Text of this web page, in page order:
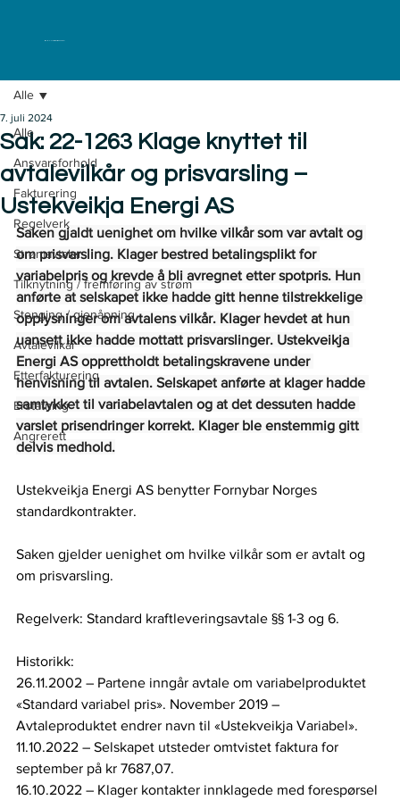
ELKLAGENEMNDA
Alle
Ansvarsforhold
Fakturering
Regelverk
Strømavtaler
Tilknytning / fremføring av strøm
Stenging / gjenåpning
Avtalevilkår
Etterfakturering
Erstatning
Angrerett
Alle
Sak: 22-1263 Klage knyttet til
avtalevilkår og prisvarsling –
Ustekveikja Energi AS
7. juli 2024
Saken gjaldt uenighet om hvilke vilkår som var avtalt og
om prisvarsling. Klager bestred betalingsplikt for
variabelpris og krevde å bli avregnet etter spotpris. Hun
anførte at selskapet ikke hadde gitt henne tilstrekkelige
opplysninger om avtalens vilkår. Klager hevdet at hun
uansett ikke hadde mottatt prisvarslinger. Ustekveikja
Energi AS opprettholdt betalingskravene under
henvisning til avtalen. Selskapet anførte at klager hadde
samtykket til variabelavtalen og at det dessuten hadde
varslet prisendringer korrekt. Klager ble enstemmig gitt
delvis medhold.
Ustekveikja Energi AS benytter Fornybar Norges
standardkontrakter.
Saken gjelder uenighet om hvilke vilkår som er avtalt og
om prisvarsling.
Regelverk: Standard kraftleveringsavtale §§ 1-3 og 6.
Historikk:
26.11.2002 – Partene inngår avtale om variabelproduktet
«Standard variabel pris». November 2019 –
Avtaleproduktet endrer navn til «Ustekveikja Variabel».
11.10.2022 – Selskapet utsteder omtvistet faktura for
september på kr 7687,07.
16.10.2022 – Klager kontakter innklagede med forespørsel